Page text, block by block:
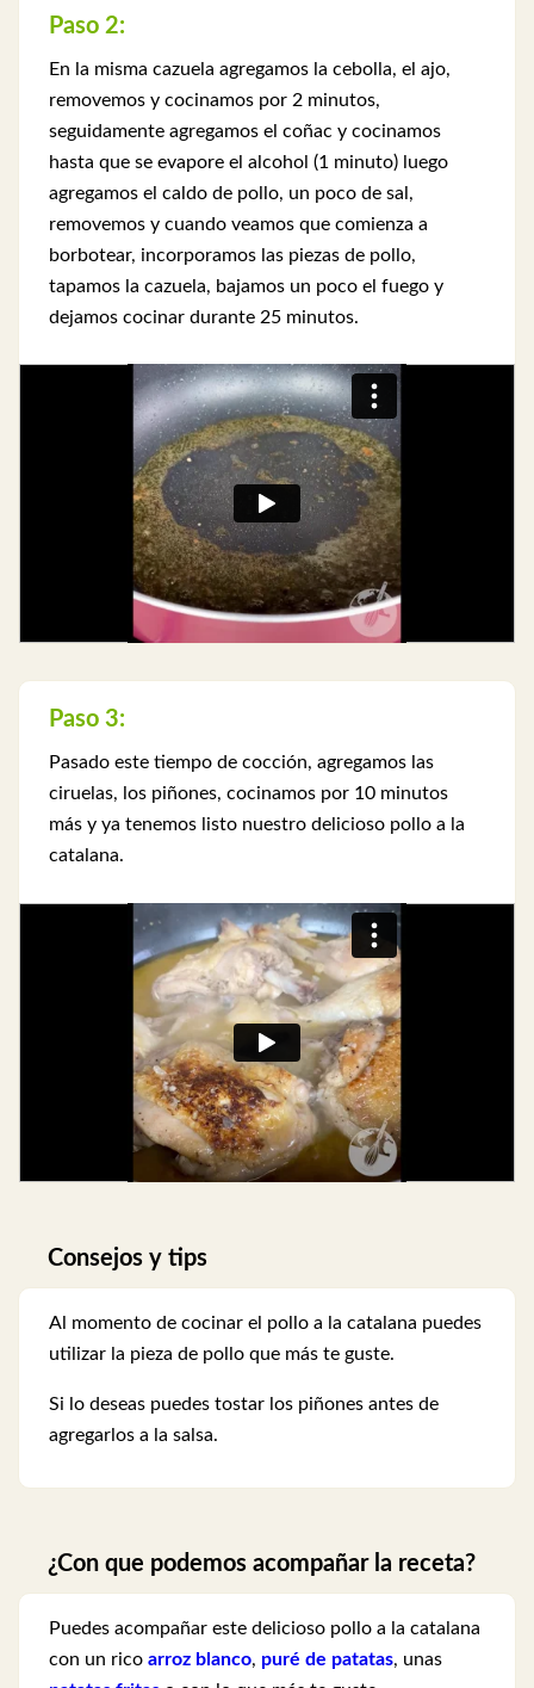
Paso 2:
En la misma cazuela agregamos la cebolla, el ajo,
removemos y cocinamos por 2 minutos,
seguidamente agregamos el coñac y cocinamos
hasta que se evapore el alcohol (1 minuto) luego
agregamos el caldo de pollo, un poco de sal,
removemos y cuando veamos que comienza a
borbotear, incorporamos las piezas de pollo,
tapamos la cazuela, bajamos un poco el fuego y
dejamos cocinar durante 25 minutos.
Paso 3:
Pasado este tiempo de cocción, agregamos las
ciruelas, los piñones, cocinamos por 10 minutos
más y ya tenemos listo nuestro delicioso pollo a la
catalana.
Consejos y tips
Al momento de cocinar el pollo a la catalana puedes
utilizar la pieza de pollo que más te guste.
Si lo deseas puedes tostar los piñones antes de
agregarlos a la salsa.
¿Con que podemos acompañar la receta?
Puedes acompañar este delicioso pollo a la catalana
con un rico arroz blanco, puré de patatas, unas